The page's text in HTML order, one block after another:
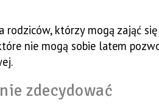
którzy mogą zająć
nie mogą sobie latem
zdecydować